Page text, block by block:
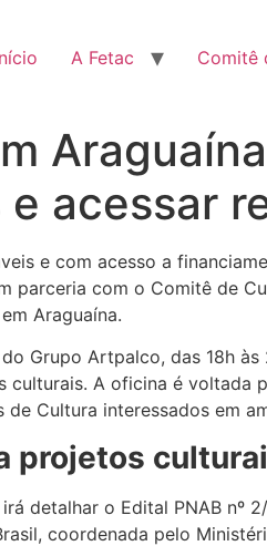
A Fetac Comitê
acessar
e com acesso a
parceria com o Comitê de
Araguaína.
Grupo Artpalco, das 18h
A oficina é voltada
Cultura interessados em
projetos
detalhar o Edital PNAB nº
coordenada pelo